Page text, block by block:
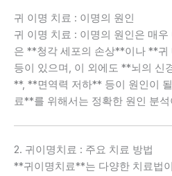
귀 이명 치료 : 이명의 원인
귀 이명 치료 : 이명의 원인은 매
은 **청각 세포의 손상**이나 **
등이 있으며, 이 외에도 **뇌의 신
**, **면역력 저하** 등이 원인이
료**를 위해서는 정확한 원인 분
2. 귀이명치료 : 주요 치료 방법
**귀이명치료**는 다양한 치료법